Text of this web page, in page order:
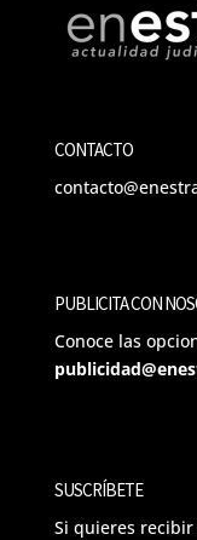
CONTACTO
PUBLICITA CON
Conoce las
SUSCRÍBETE
Si quieres